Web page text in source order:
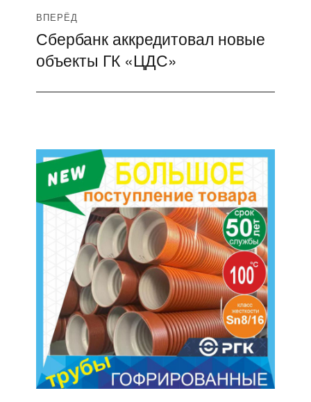
ВПЕРЁД
Следующая
запись:
Сбербанк аккредитовал новые
объекты ГК «ЦДС»